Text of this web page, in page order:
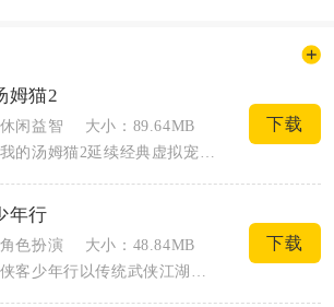
姆猫2
闲益智
大小：89.64MB
下载
年行
色扮演
大小：48.84MB
下载